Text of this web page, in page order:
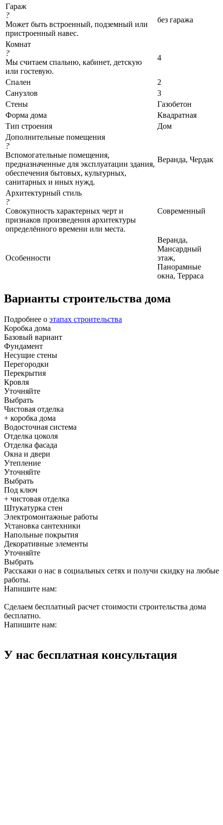
Гараж
?
Может быть встроенный, подземный или
пристроенный навес.
без гаража
Комнат
?
Мы считаем спальню, кабинет, детскую
или гостевую.
4
Спален
2
Санузлов
3
Стены
Газобетон
Форма дома
Квадратная
Тип строения
Дом
Дополнительные помещения
?
Вспомогательные помещения,
предназначенные для эксплуатации здания,
обеспечения бытовых, культурных,
санитарных и иных нужд.
Веранда, Чердак
Архитектурный стиль
?
Совокупность характерных черт и
признаков произведения архитектуры
определённого времени или места.
Современный
Особенности
Веранда,
Мансардный
этаж,
Панорамные
окна, Терраса
Варианты строительства дома
Подробнее о этапах строительства
Коробка дома
Базовый вариант
Фундамент
Несущие стены
Перегородки
Перекрытия
Кровля
Уточняйте
Выбрать
Чистовая отделка
+ коробка дома
Водосточная система
Отделка цоколя
Отделка фасада
Окна и двери
Утепление
Уточняйте
Выбрать
Под ключ
+ чистовая отделка
Штукатурка стен
Электромонтажные работы
Установка сантехники
Напольные покрытия
Декоративные элементы
Уточняйте
Выбрать
Расскажи о нас в социальных сетях и получи скидку на любые
работы.
Напишите нам:
Сделаем бесплатный расчет стоимости строительства дома
бесплатно.
Напишите нам:
У нас бесплатная консультация